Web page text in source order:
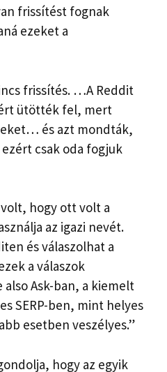
frissítést fognak
ezeket a
frissítés. …A Reddit
ütötték fel, mert
és azt mondták,
csak oda fogjuk
hogy ott volt a
az igazi nevét.
és válaszolhat a
a válaszok
Ask-ban, a kiemelt
SERP-ben, mint helyes
esetben veszélyes.”
hogy az egyik